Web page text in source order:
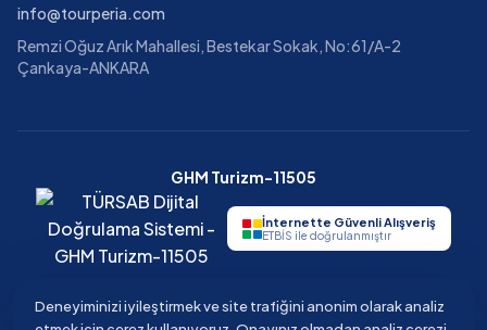
info@tourperia.com
Remzi Oğuz Arık Mahallesi, Bestekar Sokak, No:61/A-2
Çankaya-ANKARA
GHM Turizm-11505
İnternette Güvenli Alışveriş
ETBİS ile doğrulanmıştır
Deneyiminizi iyileştirmek ve site trafiğini anonim olarak analiz